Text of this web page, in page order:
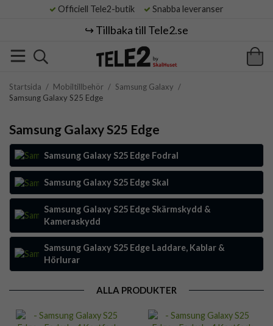
Officiell Tele2-butik Snabba leveranser
↪️ Tillbaka till Tele2.se
Startsida / Mobiltillbehör / Samsung Galaxy /
Samsung Galaxy S25 Edge
Samsung Galaxy S25 Edge
Samsung Galaxy S25 Edge Fodral
Samsung Galaxy S25 Edge Skal
Samsung Galaxy S25 Edge Skärmskydd &
Kameraskydd
Samsung Galaxy S25 Edge Laddare, Kablar &
Hörlurar
ALLA PRODUKTER